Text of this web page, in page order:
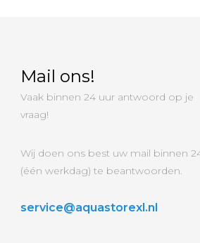
Mail ons!
Vaak binnen 24 uur antwoord op je
vraag!
Wij doen ons best uw mail binnen
(één werkdag) te beantwoorden.
service@aquastorexl.nl